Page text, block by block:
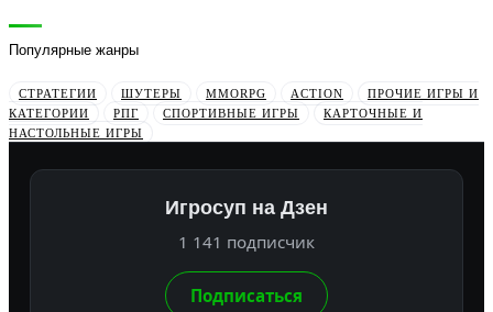
Популярные жанры
СТРАТЕГИИ ШУТЕРЫ MMORPG ACTION
ПРОЧИЕ ИГРЫ И
КАТЕГОРИИ
РПГ СПОРТИВНЫЕ ИГРЫ
КАРТОЧНЫЕ И
НАСТОЛЬНЫЕ ИГРЫ
Игросуп на Дзен
1 141 подписчик
Подписаться